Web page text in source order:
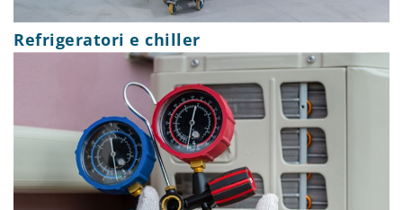
Refrigeratori e chiller